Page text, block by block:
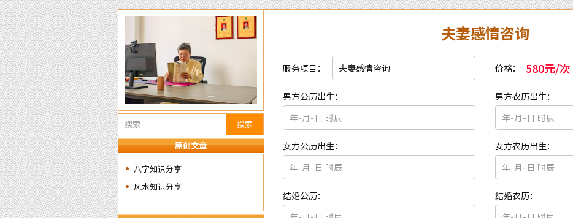
搜索
原创文章
八字知识分享
风水知识分享
夫妻感情咨询
服务项目： 价格： 580元/次
男方公历出生： 男方农历出生：
女方公历出生： 女方农历出生：
结婚公历： 结婚农历：